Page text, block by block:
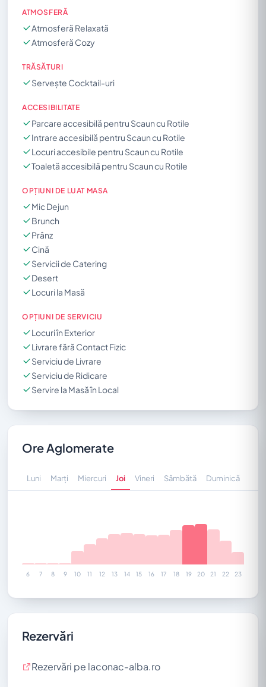
ATMOSFERĂ
Atmosferă Relaxată
Atmosferă Cozy
TRĂSĂTURI
Servește Cocktail-uri
ACCESIBILITATE
Parcare accesibilă pentru Scaun cu Rotile
Intrare accesibilă pentru Scaun cu Rotile
Locuri accesibile pentru Scaun cu Rotile
Toaletă accesibilă pentru Scaun cu Rotile
OPȚIUNI DE LUAT MASA
Mic Dejun
Brunch
Prânz
Cină
Servicii de Catering
Desert
Locuri la Masă
OPȚIUNI DE SERVICIU
Locuri în Exterior
Livrare fără Contact Fizic
Serviciu de Livrare
Serviciu de Ridicare
Servire la Masă în Local
Ore Aglomerate
Luni Marți Miercuri Joi Vineri Sâmbătă Duminică
6 7 8 9 10 11 12 13 14 15 16 17 18 19 20 21 22 23
Rezervări
Rezervări pe laconac-alba.ro